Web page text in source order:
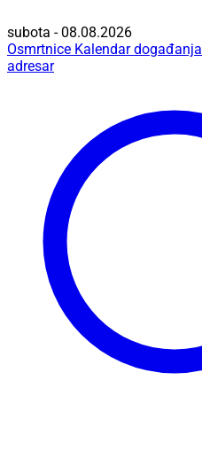
subota - 08.08.2026
Osmrtnice Kalendar događanja
adresar